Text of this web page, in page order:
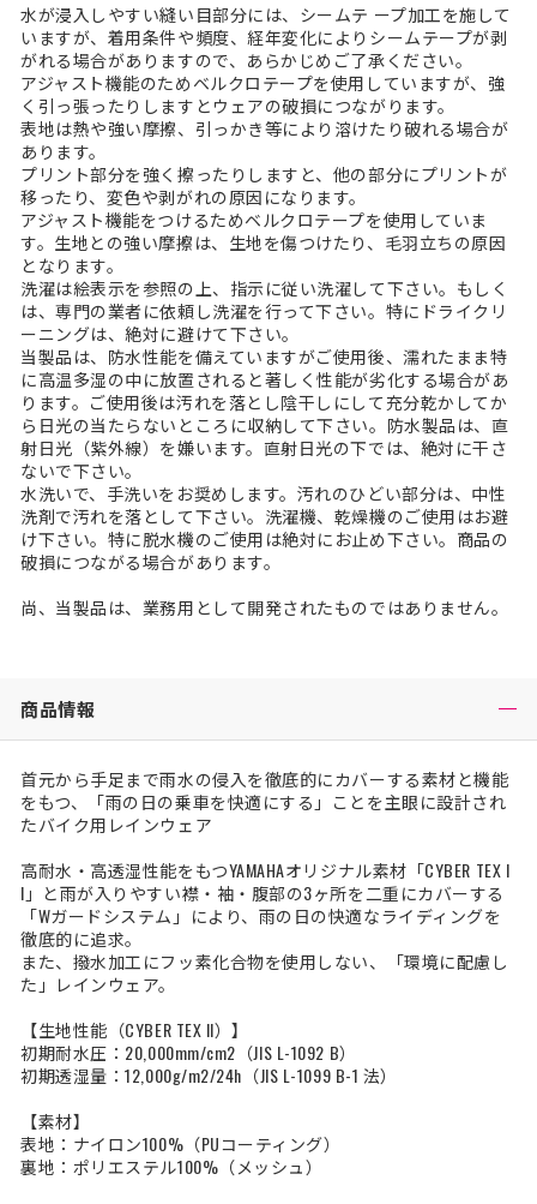
水が浸入しやすい縫い目部分には、シームテ ープ加工を施して
いますが、着用条件や頻度、経年変化によりシームテープが剥
がれる場合がありますので、あらかじめご了承ください。
アジャスト機能のためベルクロテープを使用していますが、強
く引っ張ったりしますとウェアの破損につながります。
表地は熱や強い摩擦、引っかき等により溶けたり破れる場合が
あります。
プリント部分を強く擦ったりしますと、他の部分にプリントが
移ったり、変色や剥がれの原因になります。
アジャスト機能をつけるためベルクロテープを使用していま
す。生地との強い摩擦は、生地を傷つけたり、毛羽立ちの原因
となります。
洗濯は絵表示を参照の上、指示に従い洗濯して下さい。もしく
は、専門の業者に依頼し洗濯を行って下さい。特にドライクリ
ーニングは、絶対に避けて下さい。
当製品は、防水性能を備えていますがご使用後、濡れたまま特
に高温多湿の中に放置されると著しく性能が劣化する場合があ
ります。ご使用後は汚れを落とし陰干しにして充分乾かしてか
ら日光の当たらないところに収納して下さい。防水製品は、直
射日光（紫外線）を嫌います。直射日光の下では、絶対に干さ
ないで下さい。
水洗いで、手洗いをお奨めします。汚れのひどい部分は、中性
洗剤で汚れを落として下さい。洗濯機、乾燥機のご使用はお避
け下さい。特に脱水機のご使用は絶対にお止め下さい。商品の
破損につながる場合があります。
尚、当製品は、業務用として開発されたものではありません。
商品情報
首元から手足まで雨水の侵入を徹底的にカバーする素材と機能
をもつ、「雨の日の乗車を快適にする」ことを主眼に設計され
たバイク用レインウェア
高耐水・高透湿性能をもつYAMAHAオリジナル素材「CYBER TEX I
I」と雨が入りやすい襟・袖・腹部の3ヶ所を二重にカバーする
「Wガードシステム」により、雨の日の快適なライディングを
徹底的に追求。
また、撥水加工にフッ素化合物を使用しない、「環境に配慮し
た」レインウェア。
【生地性能（CYBER TEX II）】
初期耐水圧：20,000mm/cm2（JIS L-1092 B）
初期透湿量：12,000g/m2/24h（JIS L-1099 B-1 法）
【素材】
表地：ナイロン100%（PUコーティング）
裏地：ポリエステル100%（メッシュ）